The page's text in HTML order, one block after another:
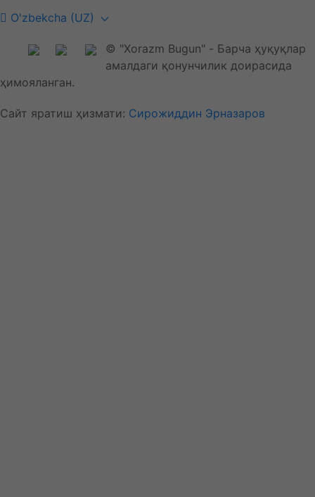
O'zbekcha (UZ)
© "Xorazm Bugun" - Барча ҳуқуқлар
амалдаги қонунчилик доирасида
ҳимояланган.
Сайт яратиш ҳизмати: Сирожиддин Эрназаров